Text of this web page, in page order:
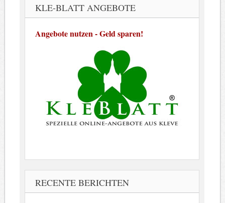
KLE-BLATT ANGEBOTE
Angebote nutzen - Geld sparen!
RECENTE BERICHTEN